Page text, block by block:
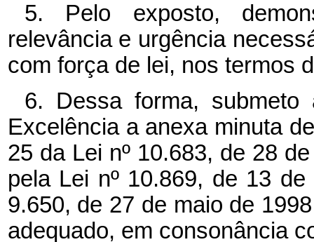
5. Pelo exposto,
relevância e urgência
com força de lei, nos termos
6. Dessa forma, submeto
Excelência a anexa minuta
25 da Lei nº 10.683, de 28
pela Lei nº 10.869, de 13
9.650, de 27 de maio de
adequado, em consonância